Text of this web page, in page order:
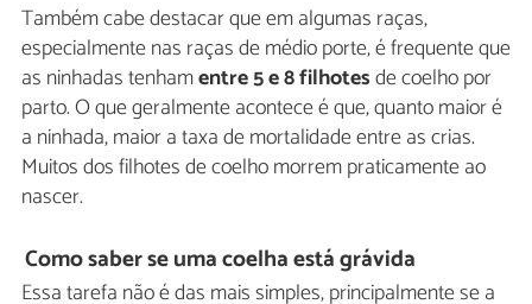
Também cabe destacar que em algumas raças,
especialmente nas raças de médio porte, é frequente que
as ninhadas tenhamentre 5 e 8 filhotesde coelho por
parto. O que geralmente acontece é que, quanto maior é
a ninhada, maior a taxa de mortalidade entre as crias.
Muitos dos filhotes de coelho morrem praticamente ao
nascer.
Como saber se uma coelha está grávida
Essa tarefa não é das mais simples, principalmente se a